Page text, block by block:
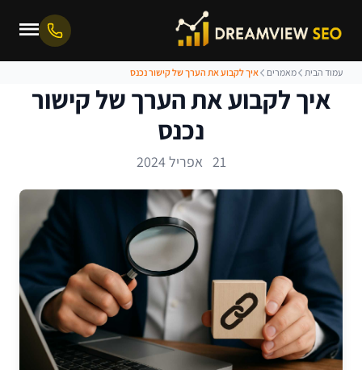
עמוד הבית מאמרים איך לקבוע את הערך של קישור נכנס
איך לקבוע את הערך של קישור
נכנס
21 אפריל 2024